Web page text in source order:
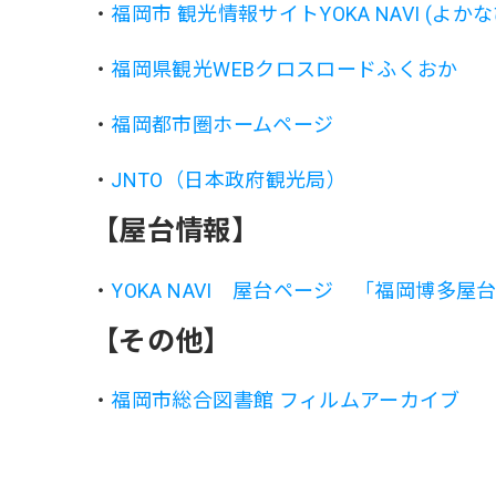
・ 福岡市 観光情報サイトYOKA NAVI (よか
・ 福岡県観光WEBクロスロードふくおか
・ 福岡都市圏ホームページ
・ JNTO（日本政府観光局）
【屋台情報】
・YOKA NAVI 屋台ページ 「福岡博多屋台
【その他】
・ 福岡市総合図書館 フィルムアーカイブ